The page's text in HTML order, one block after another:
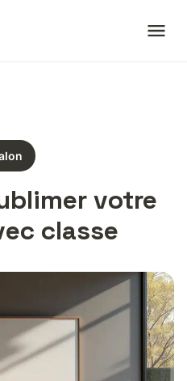
votre
classe